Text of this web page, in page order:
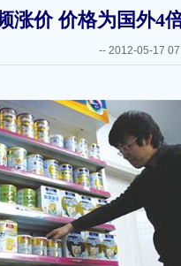
涨价 价格为国外4
-- 2012-05-17